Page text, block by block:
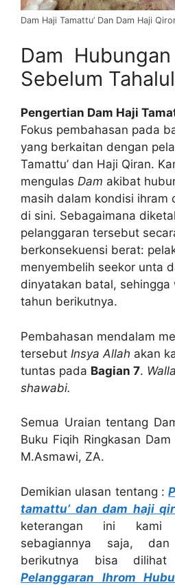
Dam Haji Tamattu’ Dan Dam Haji
Dam
Sebelum Tahalul
Pengertian Dam Haji
Fokus pembahasan pada
yang berkaitan dengan
Tamattu’ dan Haji Qiran.
mengulas Dam akibat
masih dalam kondisi ihram
di sini. Sebagaimana
pelanggaran tersebut
berkonsekuensi berat:
menyembelih seekor unta
dinyatakan batal,
tahun berikutnya.
Pembahasan mendalam
tersebut Insya Allah akan
tuntas pada Bagian 7.
shawabi.
Semua Uraian tentang
Buku Fiqih Ringkasan
M.Asmawi, ZA.
Demikian ulasan tentang :
tamattu’ dan dam haji
keterangan ini kami
sebagiannya saja,
berikutnya bisa
Pelanggaran Ihrom